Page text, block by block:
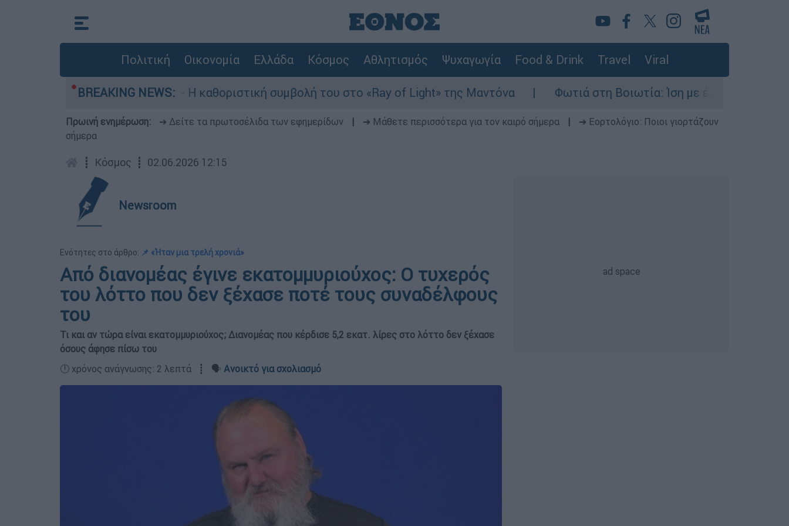
Πολιτική Οικονομία Ελλάδα Κόσμος Αθλητισμός Ψυχαγωγία Food & Drink Travel Viral
BREAKING NEWS:
Γουίλιαμ Όρμπιτ - Η καθοριστική συμβολή του στο «Ray of Light» της Μαντόνα Φωτιά στη Βοιωτία: Ίση με έξι ατομικές βόμβες
Πρωινή ενημέρωση: ➔ Δείτε τα πρωτοσέλιδα των εφημερίδων ➔ Μάθετε περισσότερα για τον καιρό σήμερα
➔ Εορτολόγιο: Ποιοι γιορτάζουν
σήμερα
┋ Κόσμος ┋ 02.06.2026 12:15
Newsroom
Ενότητες στο άρθρο: 📌 «Ήταν μια τρελή χρονιά»
Από διανομέας έγινε εκατομμυριούχος: Ο τυχερός
του λόττο που δεν ξέχασε ποτέ τους συναδέλφους
του
Τι και αν τώρα είναι εκατομμυριούχος; Διανομέας που κέρδισε 5,2 εκατ. λίρες στο λόττο δεν ξέχασε
όσους άφησε πίσω του
🕛 χρόνος ανάγνωσης: 2 λεπτά ┋ 🗣️ Ανοικτό για σχολιασμό